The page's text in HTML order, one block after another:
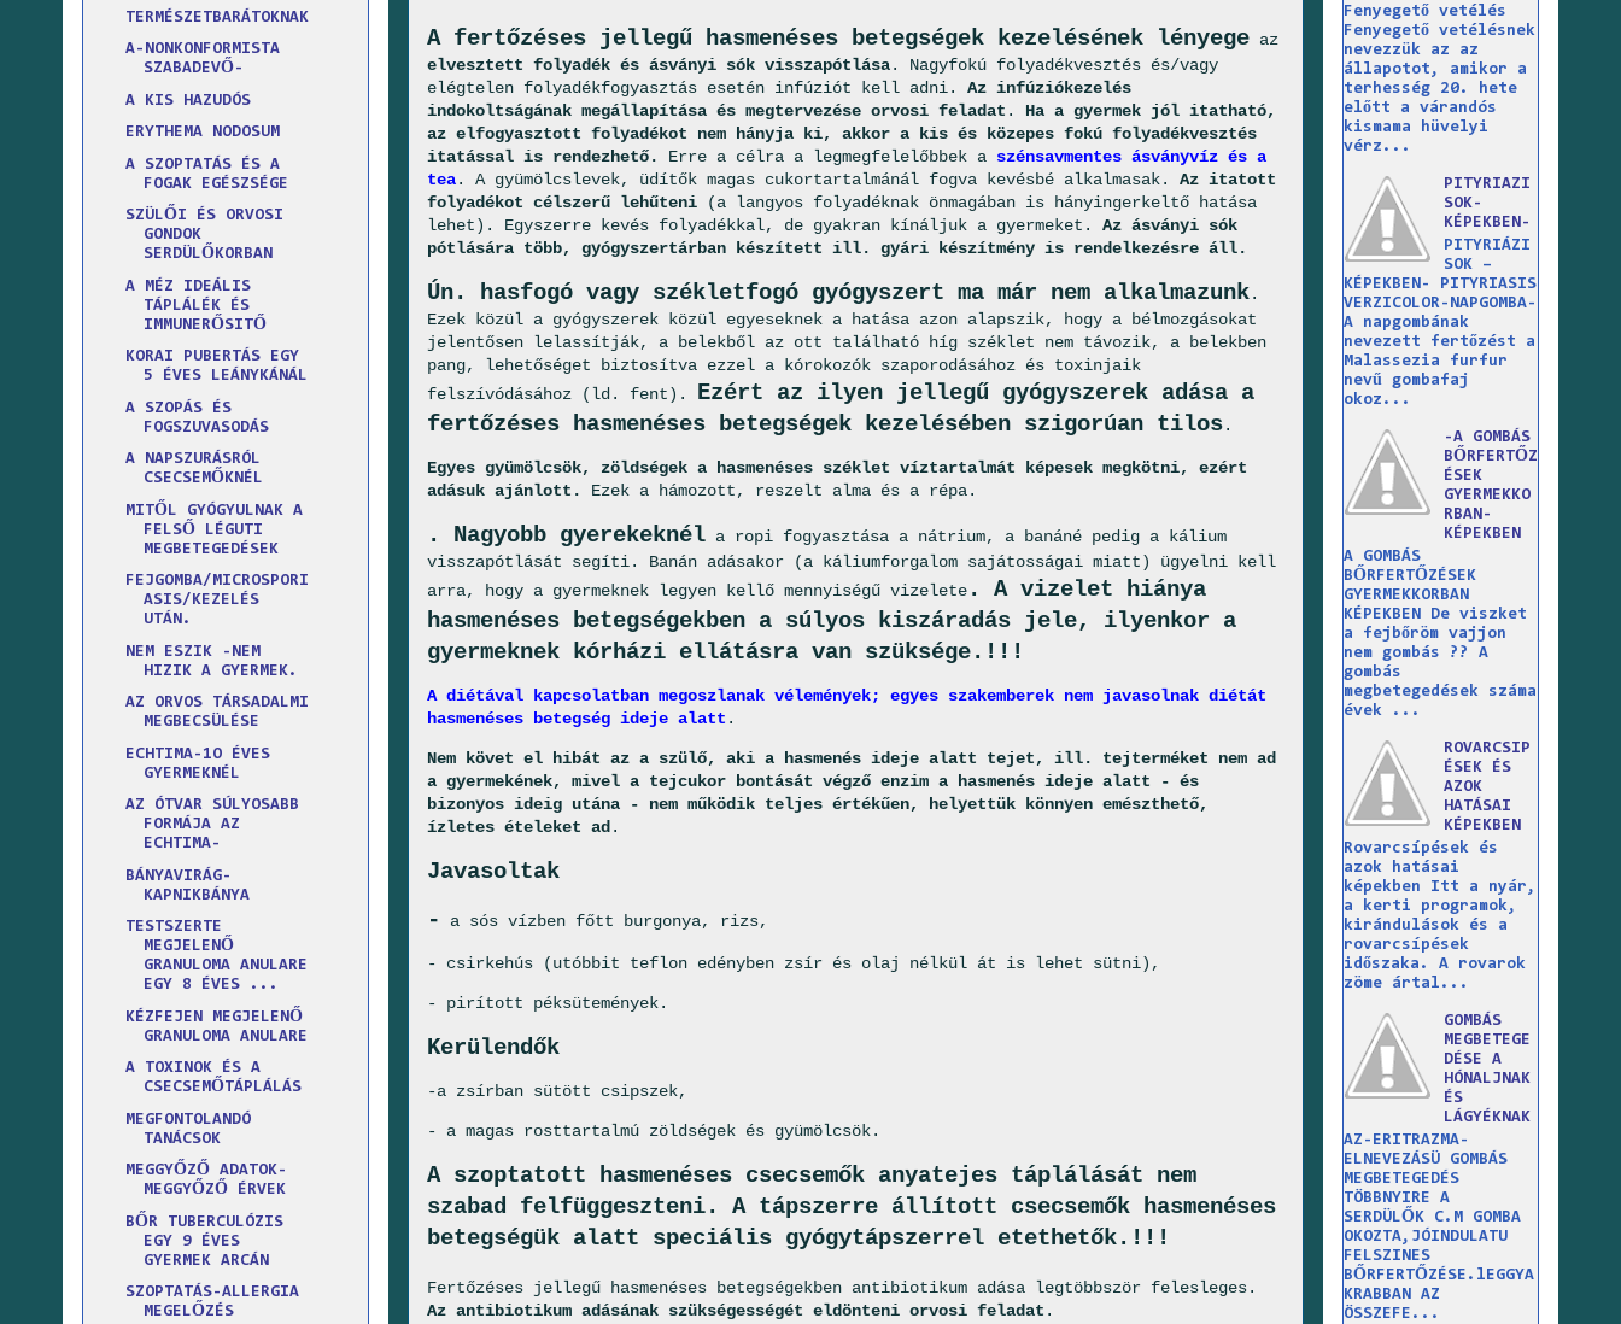
A fertőzéses jellegű hasmenéses betegségek kezelésének lényege az
elvesztett folyadék és ásványi sók visszapótlása. Nagyfokú folyadékvesztés és/vagy
elégtelen folyadékfogyasztás esetén infúziót kell adni. Az infúziókezelés
indokoltságának megállapítása és megtervezése orvosi feladat . Ha a gyermek jól itatható,
az elfogyasztott folyadékot nem hányja ki, akkor a kis és közepes fokú folyadékvesztés
itatással is rendezhető. Erre a célra a legmegfelelőbbek a szénsavmentes ásványvíz és a
tea. A gyümölcslevek, üdítők magas cukortartalmánál fogva kevésbé alkalmasak. Az itatott
folyadékot célszerű lehűteni (a langyos folyadéknak önmagában is hányingerkeltő hatása
lehet). Egyszerre kevés folyadékkal, de gyakran kínáljuk a gyermeket. Az ásványi sók
pótlására több, gyógyszertárban készített ill. gyári készítmény is rendelkezésre áll.
Ún. hasfogó vagy székletfogó gyógyszert ma már nem alkalmazunk.
Ezek közül a gyógyszerek közül egyeseknek a hatása azon alapszik, hogy a bélmozgásokat
jelentősen lelassítják, a belekből az ott található híg széklet nem távozik, a belekben
pang, lehetőséget biztosítva ezzel a kórokozók szaporodásához és toxinjaik
felszívódásához (ld. fent). Ezért az ilyen jellegű gyógyszerek adása a
fertőzéses hasmenéses betegségek kezelésében szigorúan tilos.
Egyes gyümölcsök, zöldségek a hasmenéses széklet víztartalmát képesek megkötni, ezért
adásuk ajánlott.
Ezek a hámozott, reszelt alma és a répa.
. Nagyobb gyerekeknél a ropi fogyasztása a nátrium, a banáné pedig a kálium
visszapótlását segíti. Banán adásakor (a káliumforgalom sajátosságai miatt) ügyelni kell
arra, hogy a gyermeknek legyen kellő mennyiségű vizelete . A vizelet hiánya
hasmenéses betegségekben a súlyos kiszáradás jele, ilyenkor a
gyermeknek kórházi ellátásra van szüksége.!!!
A diétával kapcsolatban megoszlanak vélemények; egyes szakemberek nem javasolnak diétát
hasmenéses betegség ideje alatt .
Nem követ el hibát az a szülő, aki a hasmenés ideje alatt tejet, ill. tejterméket nem ad
a gyermekének, mivel a tejcukor bontását végző enzim a hasmenés ideje alatt - és
bizonyos ideig utána - nem működik teljes értékűen, helyettük könnyen emészthető,
ízletes ételeket ad.
Javasoltak
-
a sós vízben főtt burgonya, rizs,
- csirkehús (utóbbit teflon edényben zsír és olaj nélkül át is lehet sütni),
- pirított péksütemények.
Kerülendők
-a zsírban sütött csipszek,
- a magas rosttartalmú zöldségek és gyümölcsök.
A szoptatott hasmenéses csecsemők anyatejes táplálását nem
szabad felfüggeszteni. A tápszerre állított csecsemők hasmenéses
betegségük alatt speciális gyógytápszerrel etethetők.!!!
Fertőzéses jellegű hasmenéses betegségekben antibiotikum adása legtöbbször felesleges.
Az antibiotikum adásának szükségességét eldönteni orvosi feladat .
TERMÉSZETBARÁTOKNAK
A-NONKONFORMISTA
SZABADEVŐ-
A KIS HAZUDÓS
ERYTHEMA NODOSUM
A SZOPTATÁS ÉS A
FOGAK EGÉSZSÉGE
SZÜLŐI ÉS ORVOSI
GONDOK
SERDÜLŐKORBAN
A MÉZ IDEÁLIS
TÁPLÁLÉK ÉS
IMMUNERŐSITŐ
KORAI PUBERTÁS EGY
5 ÉVES LEÁNYKÁNÁL
A SZOPÁS ÉS
FOGSZUVASODÁS
A NAPSZURÁSRÓL
CSECSEMŐKNÉL
MITŐL GYÓGYULNAK A
FELSŐ LÉGUTI
MEGBETEGEDÉSEK
FEJGOMBA/MICROSPORI
ASIS/KEZELÉS
UTÁN.
NEM ESZIK -NEM
HIZIK A GYERMEK.
AZ ORVOS TÁRSADALMI
MEGBECSÜLÉSE
ECHTIMA-1O ÉVES
GYERMEKNÉL
AZ ÓTVAR SÚLYOSABB
FORMÁJA AZ
ECHTIMA-
BÁNYAVIRÁG-
KAPNIKBÁNYA
TESTSZERTE
MEGJELENŐ
GRANULOMA ANULARE
EGY 8 ÉVES ...
KÉZFEJEN MEGJELENŐ
GRANULOMA ANULARE
A TOXINOK ÉS A
CSECSEMŐTÁPLÁLÁS
MEGFONTOLANDÓ
TANÁCSOK
MEGGYŐZŐ ADATOK-
MEGGYŐZŐ ÉRVEK
BŐR TUBERCULÓZIS
EGY 9 ÉVES
GYERMEK ARCÁN
SZOPTATÁS-ALLERGIA
MEGELŐZÉS
Fenyegető vetélés
Fenyegető vetélésnek
nevezzük az az
állapotot, amikor a
terhesség 20. hete
előtt a várandós
kismama hüvelyi
vérz...
PITYRIAZI
SOK-
KÉPEKBEN-
PITYRIÁZI
SOK –
KÉPEKBEN- PITYRIASIS
VERZICOLOR-NAPGOMBA-
A napgombának
nevezett fertőzést a
Malassezia furfur
nevű gombafaj
okoz...
-A GOMBÁS
BŐRFERTŐZ
ÉSEK
GYERMEKKO
RBAN-
KÉPEKBEN
A GOMBÁS
BŐRFERTŐZÉSEK
GYERMEKKORBAN
KÉPEKBEN De viszket
a fejbőröm vajjon
nem gombás ?? A
gombás
megbetegedések száma
évek ...
ROVARCSIP
ÉSEK ÉS
AZOK
HATÁSAI
KÉPEKBEN
Rovarcsípések és
azok hatásai
képekben Itt a nyár,
a kerti programok,
kirándulások és a
rovarcsípések
időszaka. A rovarok
zöme ártal...
GOMBÁS
MEGBETEGE
DÉSE A
HÓNALJNAK
ÉS
LÁGYÉKNAK
AZ-ERITRAZMA-
ELNEVEZÁSÜ GOMBÁS
MEGBETEGEDÉS
TÖBBNYIRE A
SERDÜLŐK C.M GOMBA
OKOZTA,JÓINDULATU
FELSZINES
BŐRFERTŐZÉSE.lEGGYA
KRABBAN AZ
ÖSSZEFE...